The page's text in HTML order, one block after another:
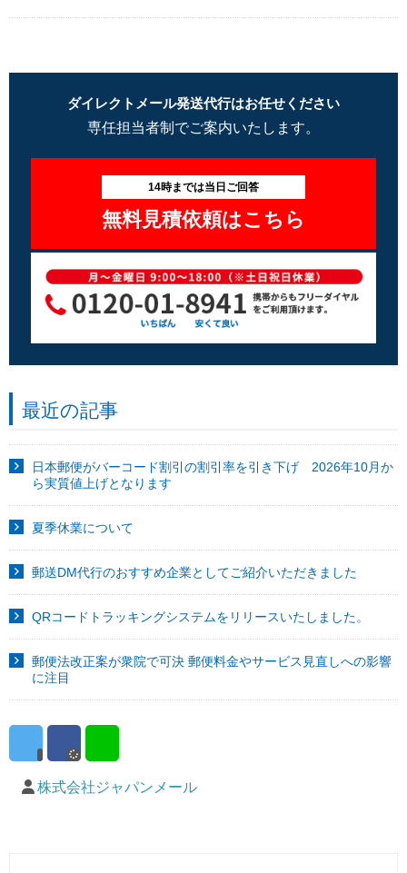
ダイレクトメール発送代行はお任せください
専任担当者制でご案内いたします。
14時までは当日ご回答
無料見積依頼はこちら
最近の記事
日本郵便がバーコード割引の割引率を引き下げ 2026年10月か
ら実質値上げとなります
夏季休業について
郵送DM代行のおすすめ企業としてご紹介いただきました
QRコードトラッキングシステムをリリースいたしました。
郵便法改正案が衆院で可決 郵便料金やサービス見直しへの影響
に注目
株式会社ジャパンメール